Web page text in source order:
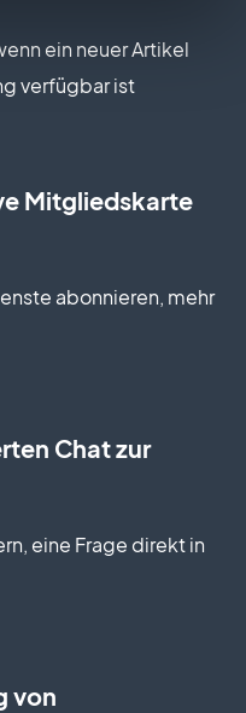
ein neuer Artikel
verfügbar ist
Mitgliedskarte
abonnieren, mehr
Chat zur
eine Frage direkt in
von